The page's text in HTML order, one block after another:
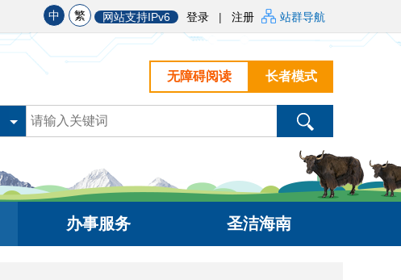
中 繁 网站支持IPv6 登录 | 注册 站群导航
长者模式
无障碍阅读
办事服务 圣洁海南